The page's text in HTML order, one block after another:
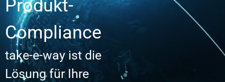
Produkt-
Compliance
take-e-way ist die
Lösung für Ihre